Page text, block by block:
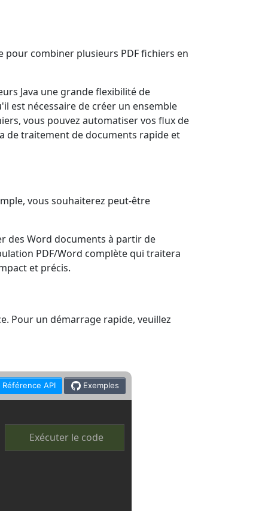
pour combiner plusieurs PDF fichiers en
Java une grande flexibilité de
est nécessaire de créer un ensemble
vous pouvez automatiser vos flux de
de traitement de documents rapide et
vous souhaiterez peut-être
des Word documents à partir de
PDF/Word complète qui traitera
et précis.
Pour un démarrage rapide, veuillez
Référence API Exemples
Exécuter le code